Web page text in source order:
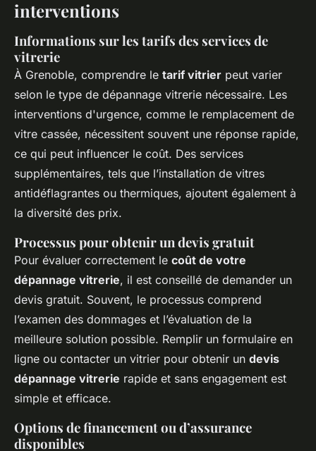
interventions
Informations sur les tarifs des services de
vitrerie
À Grenoble, comprendre le tarif vitrier peut varier
selon le type de dépannage vitrerie nécessaire. Les
interventions d'urgence, comme le remplacement de
vitre cassée, nécessitent souvent une réponse rapide,
ce qui peut influencer le coût. Des services
supplémentaires, tels que l’installation de vitres
antidéflagrantes ou thermiques, ajoutent également à
la diversité des prix.
Processus pour obtenir un devis gratuit
Pour évaluer correctement le coût de votre
dépannage vitrerie, il est conseillé de demander un
devis gratuit. Souvent, le processus comprend
l’examen des dommages et l’évaluation de la
meilleure solution possible. Remplir un formulaire en
ligne ou contacter un vitrier pour obtenir un devis
dépannage vitrerie rapide et sans engagement est
simple et efficace.
Options de financement ou d’assurance
disponibles